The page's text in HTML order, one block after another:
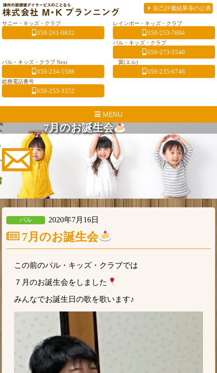
自己評価結果等の公表
サニー・キッズ・クラブ
059-261-9832
レインボー・キッズ・クラブ
059-253-7694
パル・キッズ・クラブ
059-273-5540
パル・キッズ・クラブ Next
059-234-5588
翼(エル)
059-235-0746
総務電話番号
059-253-3352
MENU
7月のお誕生会
パル 2020年7月16日
7月のお誕生会
この前のパル・キッズ・クラブでは
７月のお誕生会をしました
みんなでお誕生日の歌を歌います♪